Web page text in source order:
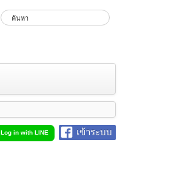
เข้าระบบ
Log in with LINE